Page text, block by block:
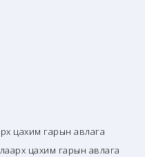
цахим гарын авлага
цахим гарын авлага